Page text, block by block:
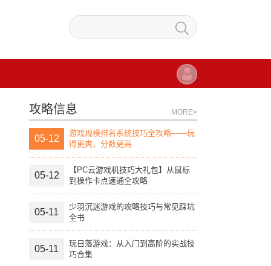
攻略信息 MORE>
05-12
游戏规模排名系统技巧全攻略——玩
得更爽，分数更高
05-12
【PC云游戏机技巧大礼包】从鼠标
到操作卡点速通全攻略
05-11
少羽沉迷游戏的攻略技巧与常见踩坑
全书
05-11
玩日落游戏：从入门到高阶的实战技
巧合集